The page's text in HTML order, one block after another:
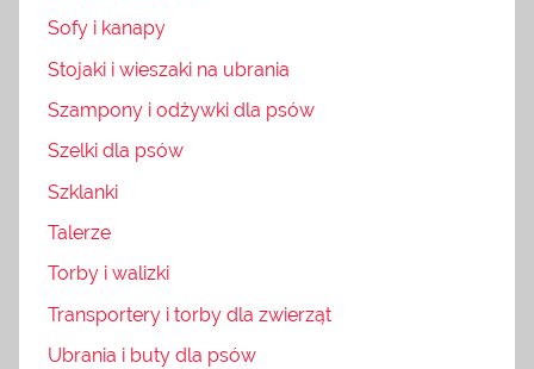
Sofy i kanapy
Stojaki i wieszaki na ubrania
Szampony i odżywki dla psów
Szelki dla psów
Szklanki
Talerze
Torby i walizki
Transportery i torby dla zwierząt
Ubrania i buty dla psów